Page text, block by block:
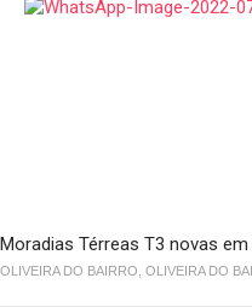
Moradias Térreas T3 novas em
OLIVEIRA DO BAIRRO, OLIVEIRA DO